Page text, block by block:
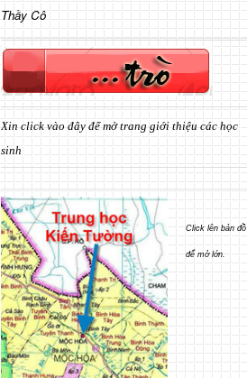
Thầy Cô
Xin click vào đây để mở trang giới thiệu các học
sinh
Click lên bản đồ
để mở lớn.